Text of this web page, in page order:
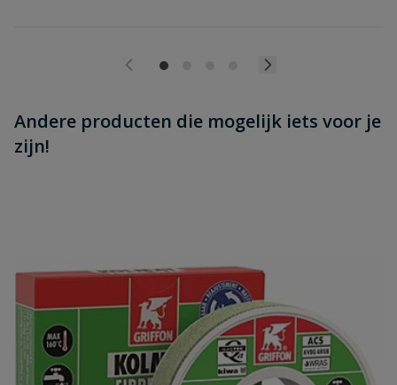
Andere producten die mogelijk iets voor je
zijn!